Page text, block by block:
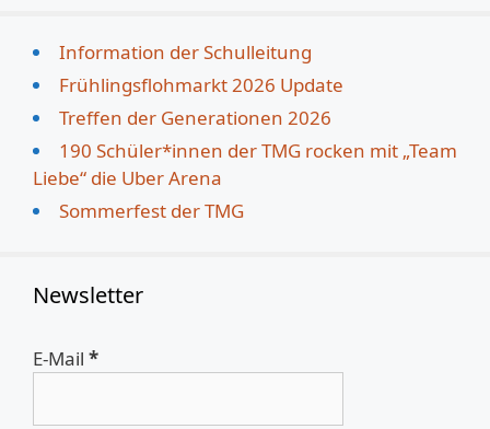
Information der Schulleitung
Frühlingsflohmarkt 2026 Update
Treffen der Generationen 2026
190 Schüler*innen der TMG rocken mit „Team
Liebe“ die Uber Arena
Sommerfest der TMG
Newsletter
E-Mail *